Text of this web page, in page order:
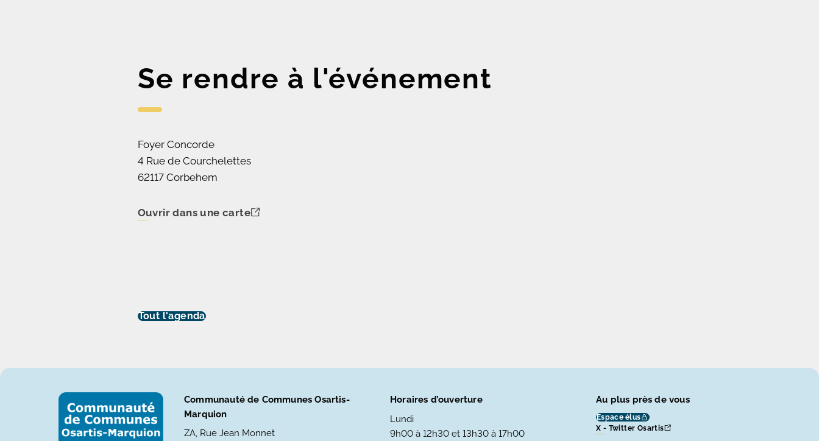
Se rendre à l'événement
Foyer Concorde
4 Rue de Courchelettes
62117 Corbehem
Ouvrir dans une carte
Tout l'agenda
Communauté de Communes Osartis-
Marquion
ZA, Rue Jean Monnet
Horaires d’ouverture
Lundi
9h00 à 12h30 et 13h30 à 17h00
Au plus près de vous
Espace élus
X - Twitter Osartis